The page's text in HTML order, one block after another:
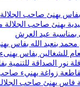
الجلالة بمناسبة الذكرى
صاحب الجلالة محمد
بمناسبة عيد العرش
بنعبد الله بفاس
للشغالين بفاس
نور الصداقة
زواغة يهنيء صاحب
فاس يهنئ صاحب